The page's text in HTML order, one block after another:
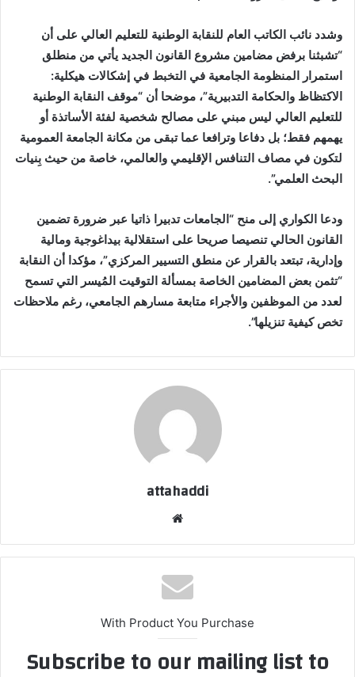
وشدد نائب الكاتب العام للنقابة الوطنية للتعليم العالي على أن
“تشبثنا برفض مضامين مشروع القانون الجديد يأتي من منطلق
استمرار المنظومة الجامعية في التخبط في إشكالات هيكلية:
الاكتظاظ والحكامة التدبيرية”، موضحا أن “موقف النقابة الوطنية
للتعليم العالي ليس مبني على مصالح شخصية لفئة الأساتذة أو
يهمهم فقط؛ بل دفاعا وترافعا عما تبقى من مكانة الجامعة العمومية
لتكون في مصاف التنافس الإقليمي والعالمي، خاصة من حيث بِنيات
البحث العلمي”.
ودعا الكواري إلى منح “الجامعات تدبيرا ذاتيا عبر ضرورة تضمين
القانون الحالي تنصيصا صريحا على استقلالية بيداغوجية ومالية
وإدارية، تبتعد بالقرار عن منطق التسيير المركزي”، مؤكدا أن النقابة
“تثمن بعض المضامين الخاصة بمسألة التوقيت المُيسر التي تسمح
لعدد من الموظفين والأجراء متابعة مسارهم الجامعي، رغم ملاحظات
تخص كيفية تنزيلها”.
attahaddi
الوي
ب
With Product You Purchase
Subscribe to our mailing list to